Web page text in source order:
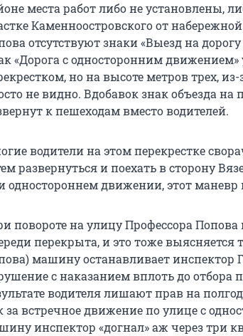
места работ либо не установлены,
Каменноостровского от
отсутствуют знаки «Выезд на
«Дорога с односторонним движением»
но на высоте метров трех,
не видно. Вдобавок знак объезда на
к пешеходам вместо водителей.
водители на этом перекрестке
развернуться и поехать в сторону
одностороннем движении, этот
повороте на улицу Профессора Попова
перекрыта, и это тоже выясняется
машину останавливает
с наказанием вплоть до отбора
водителя лишают прав на
за встречное движение по улице с
инспектор «догнал» аж через три